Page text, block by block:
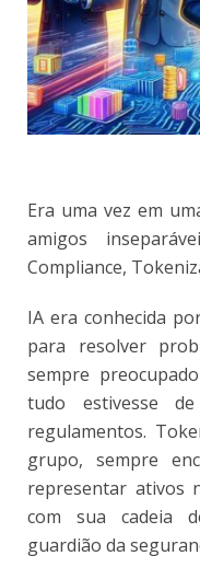
Era uma vez em
amigos
Compliance,
IA era conhecida
para resolver
sempre
tudo estivesse
regulamentos.
grupo, sempre
representar ativos
com sua cadeia
guardião da